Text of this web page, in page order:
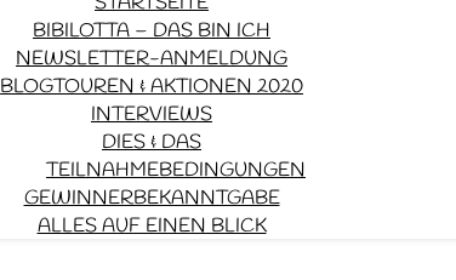
BIBILOTTA – DAS BIN ICH
NEWSLETTER-ANMELDUNG
BLOGTOUREN & AKTIONEN 2020
INTERVIEWS
DIES & DAS
TEILNAHMEBEDINGUNGEN
GEWINNERBEKANNTGABE
ALLES AUF EINEN BLICK